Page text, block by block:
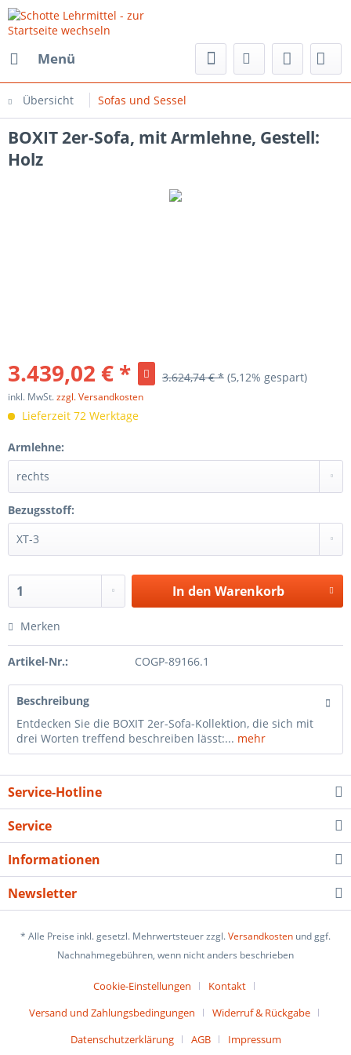
Menü
Übersicht Sofas und Sessel
BOXIT 2er-Sofa, mit Armlehne, Gestell:
Holz
3.439,02 € * 3.624,74 € * (5,12% gespart)
inkl. MwSt.zzgl. Versandkosten
Lieferzeit 72 Werktage
Armlehne:
Bezugsstoff:
In den Warenkorb
Merken
Artikel-Nr.: COGP-89166.1
Beschreibung
Entdecken Sie die BOXIT 2er-Sofa-Kollektion, die sich mit
drei Worten treffend beschreiben lässt:... mehr
Service-Hotline
Service
Informationen
Newsletter
* Alle Preise inkl. gesetzl. Mehrwertsteuer zzgl.Versandkosten und ggf.
Nachnahmegebühren, wenn nicht anders beschrieben
Cookie-Einstellungen
Kontakt
Versand und Zahlungsbedingungen
Widerruf & Rückgabe
Datenschutzerklärung
AGB
Impressum